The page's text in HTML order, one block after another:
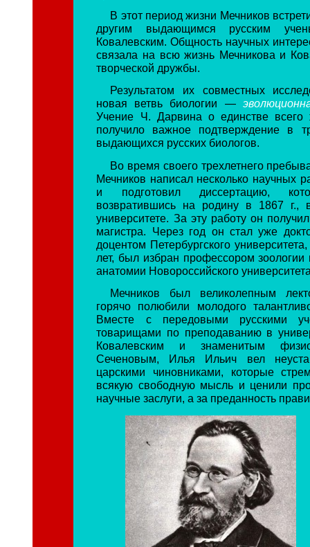
В этот период жизни Мечников
другим выдающимся русским
Ковалевским. Общность научных
связала на всю жизнь Мечникова и
творческой дружбы.
Результатом их совместных
новая ветвь биологии —
Учение Ч. Дарвина о единстве всего
получило важное подтверждение в
выдающихся русских биологов.
Во время своего трехлетнего
Мечников написал несколько научных
и подготовил диссертацию,
возвратившись на родину в 1867 г.,
университете. За эту работу он
магистра. Через год он стал уже
доцентом Петербургского
лет, был избран профессором зоологии
анатомии Новороссийского
Мечников был великолепным
горячо полюбили молодого
Вместе с передовыми русскими
товарищами по преподаванию в
Ковалевским и знаменитым
Сеченовым, Илья Ильич вел
царскими чиновниками, которые
всякую свободную мысль и ценили
научные заслуги, а за преданность